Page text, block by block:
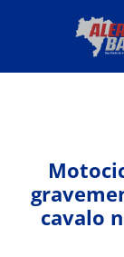
cavalo